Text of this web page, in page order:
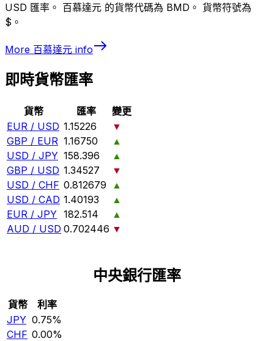
USD 匯率。 百慕達元 的貨幣代碼為 BMD。 貨幣符號為
$。
More 百慕達元 info
即時貨幣匯率
貨幣 匯率
變更
EUR / USD 1.15226
▼
GBP / EUR 1.16750
▲
USD / JPY 158.396
▲
GBP / USD 1.34527
▼
USD / CHF 0.812679
▲
USD / CAD 1.40193
▲
EUR / JPY 182.514
▲
AUD / USD 0.702446 ▼
中央銀行匯率
貨幣
利率
JPY 0.75%
CHF 0.00%